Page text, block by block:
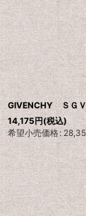
GIVENCHY ＳＧ
14,175円(税込)
希望小売価格: